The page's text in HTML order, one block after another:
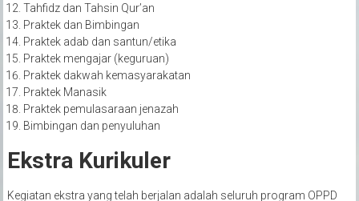
Tahfidz dan Tahsin Qur’an
Praktek dan Bimbingan
Praktek adab dan santun/etika
Praktek mengajar (keguruan)
Praktek dakwah kemasyarakatan
Praktek Manasik
Praktek pemulasaraan jenazah
Bimbingan dan penyuluhan
Ekstra Kurikuler
Kegiatan ekstra yang telah berjalan adalah seluruh program OPPD